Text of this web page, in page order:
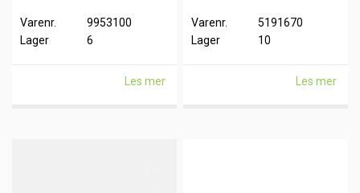
Varenr.
9953100
Lager
6
Les mer
Varenr.
5191670
Lager
10
Les mer